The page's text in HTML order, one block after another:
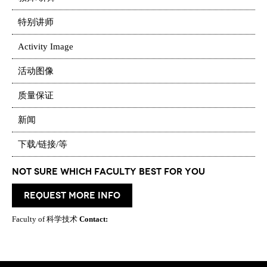
特别讲师
Activity Image
活动图像
质量保证
新闻
下载/链接/等
Not Sure which Faculty best for you
request more info
Faculty of 科学技术 Contact: